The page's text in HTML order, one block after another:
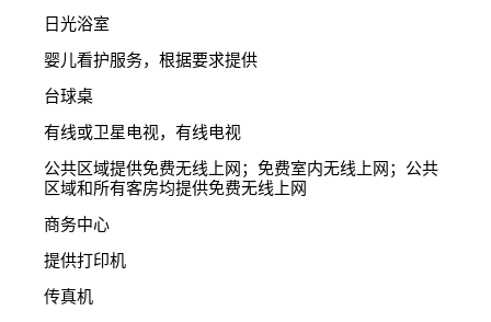
日光浴室
婴儿看护服务，根据要求提供
台球桌
有线或卫星电视，有线电视
公共区域提供免费无线上网；免费室内无线上网；公共
区域和所有客房均提供免费无线上网
商务中心
提供打印机
传真机